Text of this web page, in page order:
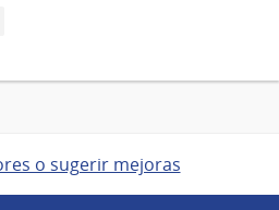
o sugerir mejoras